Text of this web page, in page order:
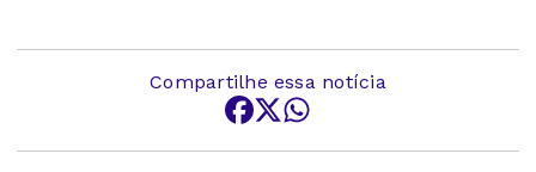
Compartilhe essa notícia